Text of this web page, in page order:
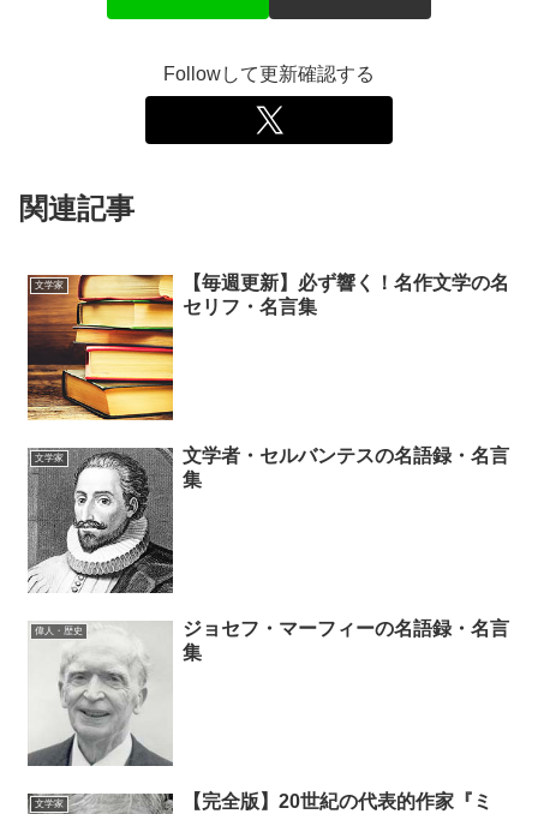
Followして更新確認する
関連記事
文学家
【毎週更新】必ず響く！名作文学の名
セリフ・名言集
文学家
文学者・セルバンテスの名語録・名言
集
偉人・歴史
ジョセフ・マーフィーの名語録・名言
集
文学家
【完全版】20世紀の代表的作家『ミ